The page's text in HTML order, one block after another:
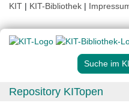
KIT | KIT-Bibliothek |
Suche im
Repository KITopen